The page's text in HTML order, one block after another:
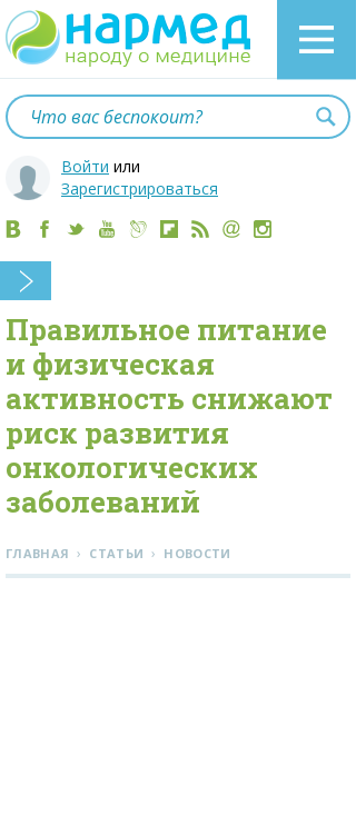
Войти или
Зарегистрироваться
Правильное питание
и физическая
активность снижают
риск развития
онкологических
заболеваний
ГЛАВНАЯ › СТАТЬИ › НОВОСТИ